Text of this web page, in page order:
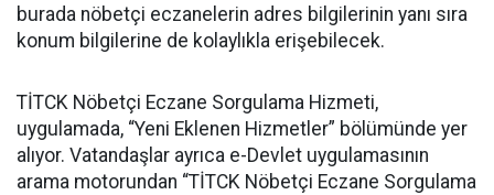
burada nöbetçi eczanelerin adres bilgilerinin yanı sıra
konum bilgilerine de kolaylıkla erişebilecek.
TİTCK Nöbetçi Eczane Sorgulama Hizmeti,
uygulamada, “Yeni Eklenen Hizmetler” bölümünde yer
alıyor. Vatandaşlar ayrıca e-Devlet uygulamasının
arama motorundan “TİTCK Nöbetçi Eczane Sorgulama